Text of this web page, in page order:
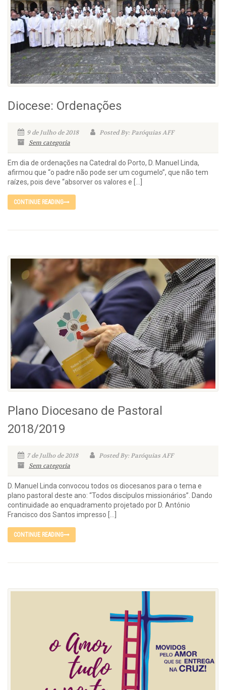
Diocese: Ordenações
9 de Julho de 2018
Posted By: Paróquias AFF
Sem categoria
Em dia de ordenações na Catedral do Porto, D. Manuel Linda,
afirmou que “o padre não pode ser um cogumelo”, que não tem
raízes, pois deve “absorver os valores e […]
CONTINUE READING
Plano Diocesano de Pastoral
2018/2019
7 de Julho de 2018
Posted By: Paróquias AFF
Sem categoria
D. Manuel Linda convocou todos os diocesanos para o tema e
plano pastoral deste ano: “Todos discípulos missionários”. Dando
continuidade ao enquadramento projetado por D. António
Francisco dos Santos impresso […]
CONTINUE READING